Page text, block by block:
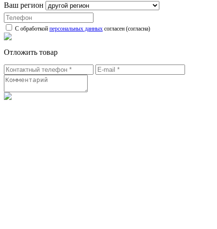
Ваш регион
С обработкой персональных данных согласен (согласна)
Отложить товар